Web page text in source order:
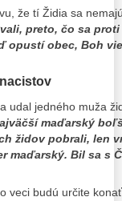
že tí Židia sa
preto, čo sa
opustí obec, Boh
udal jedného muža
maďarský
židov pobrali, len
maďarský. Bil sa s
veci budú určite